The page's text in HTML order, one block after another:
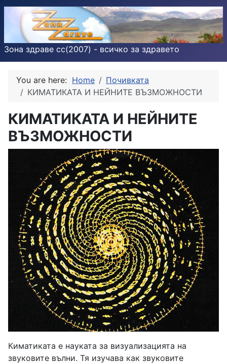
Зона здраве cc(2007) - всичко за здравето
You are here: Home
Почивката
КИМАТИКАТА И НЕЙНИТЕ ВЪЗМОЖНОСТИ
КИМАТИКАТА И НЕЙНИТЕ
ВЪЗМОЖНОСТИ
Киматиката е науката за визуализацията на
звуковите вълни. Тя изучава как звуковите